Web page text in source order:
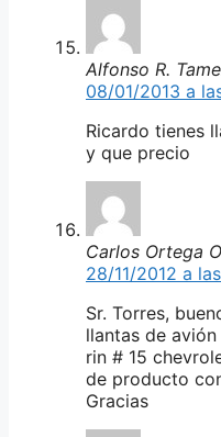
Alfonso R.
08/01/2013 a
Ricardo tienes
y que precio
Carlos Ortega
28/11/2012 a
Sr. Torres,
llantas de
rin # 15
de producto
Gracias